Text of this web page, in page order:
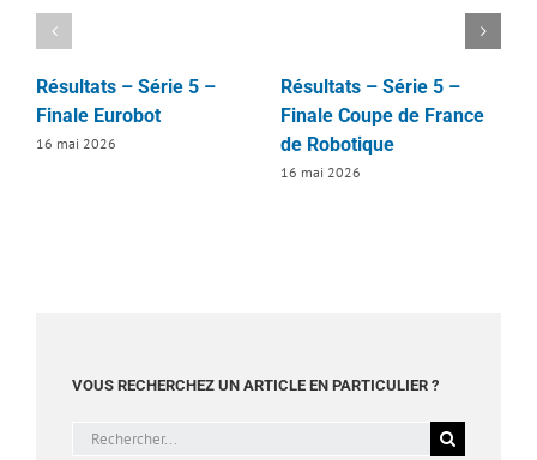
Résultats – Série 5 –
Finale Eurobot
16 mai 2026
Résultats – Série 5 –
Finale Coupe de France
de Robotique
16 mai 2026
VOUS RECHERCHEZ UN ARTICLE EN PARTICULIER ?
Rechercher: